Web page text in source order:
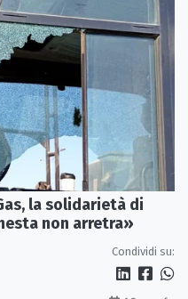
la solidarietà di
non arretra»
Condividi su: